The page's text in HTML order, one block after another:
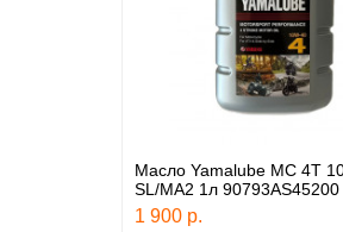
Масло Yamalube MC 4T
SL/MA2 1л 90793AS45200
1 900 р.